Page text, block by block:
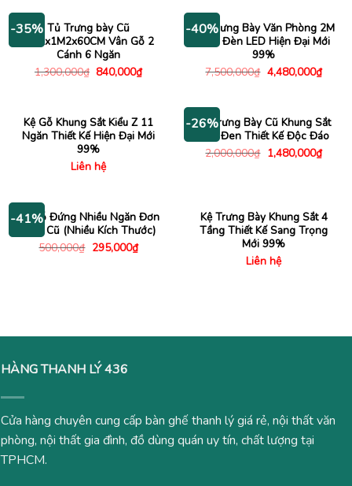
1,950,000₫.
-35% Tủ Trưng bày Cũ
1M2x1M2x60CM Vân Gỗ 2
Cánh 6 Ngăn
1,300,000₫ Giá
840,000₫Giá
hiện
840,000₫.
-40%
Tủ Trưng Bày Văn Phòng 2M
Kèm Đèn LED Hiện Đại Mới
99%
7,500,000₫ Giá
gốc
4,480,000₫Giá
hiện
Kệ Gỗ Khung Sắt Kiểu Z 11
Ngăn Thiết Kế Hiện Đại Mới
99%
Liên hệ
-26%
Kệ Trưng Bày Cũ Khung Sắt
Sơn Đen Thiết Kế Độc Đáo
2,000,000₫ Giá
gốc
1,480,000₫Giá
hiện
-41%
Kệ Gỗ Đứng Nhiều Ngăn Đơn
Giản Cũ (Nhiều Kích Thước)
500,000₫ Giá
295,000₫Giá
hiện
Kệ Trưng Bày Khung Sắt 4
Tầng Thiết Kế Sang Trọng
Mới 99%
Liên hệ
HÀNG THANH LÝ 436
Cửa hàng chuyên cung cấp bàn ghế thanh lý giá rẻ, nội thất văn
phòng, nội thất gia đình, đồ dùng quán uy tín, chất lượng tại
TPHCM.